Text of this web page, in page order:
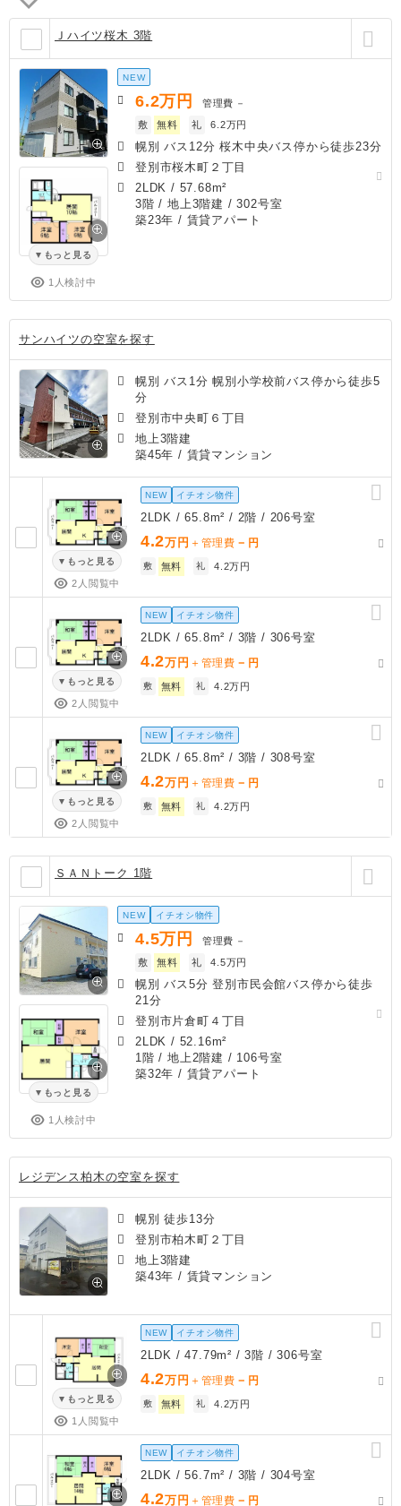
Ｊハイツ桜木 3階
もっと見る
1人検討中
NEW
6.2万円 管理費 －
敷
無料 礼 6.2万円
幌別 バス12分 桜木中央バス停から徒歩23分
登別市桜木町２丁目
2LDK / 57.68m²
3階 / 地上3階建 / 302号室
築23年 / 賃貸アパート
サンハイツの空室を探す
幌別 バス1分 幌別小学校前バス停から徒歩5
分
登別市中央町６丁目
地上3階建
築45年 / 賃貸マンション
もっと見る
2人閲覧中
NEW イチオシ物件
2LDK / 65.8m² / 2階 / 206号室
4.2万円 ＋管理費 － 円
敷 無料 礼 4.2万円
もっと見る
2人閲覧中
NEW イチオシ物件
2LDK / 65.8m² / 3階 / 306号室
4.2万円 ＋管理費 － 円
敷 無料 礼 4.2万円
もっと見る
2人閲覧中
NEW イチオシ物件
2LDK / 65.8m² / 3階 / 308号室
4.2万円 ＋管理費 － 円
敷 無料 礼 4.2万円
ＳＡＮトーク 1階
もっと見る
1人検討中
NEW イチオシ物件
4.5万円 管理費 －
敷
無料 礼 4.5万円
幌別 バス5分 登別市民会館バス停から徒歩
21分
登別市片倉町４丁目
2LDK / 52.16m²
1階 / 地上2階建 / 106号室
築32年 / 賃貸アパート
レジデンス柏木の空室を探す
幌別 徒歩13分
登別市柏木町２丁目
地上3階建
築43年 / 賃貸マンション
もっと見る
1人閲覧中
NEW イチオシ物件
2LDK / 47.79m² / 3階 / 306号室
4.2万円 ＋管理費 － 円
敷 無料 礼 4.2万円
NEW イチオシ物件
2LDK / 56.7m² / 3階 / 304号室
4.2万円 ＋管理費 － 円